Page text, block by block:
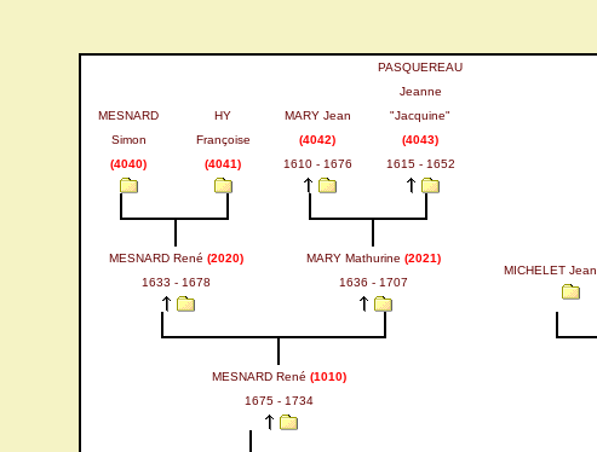
MESNARD
Simon
(4040)
HY
Françoise
(4041)
MARY Jean
(4042)
1610 - 1676
PASQUEREAU
Jeanne
"Jacquine"
(4043)
1615 - 1652
MESNARD René (2020)
1633 - 1678
MARY Mathurine (2021)
1636 - 1707
MICHELET Jean
MESNARD René (1010)
1675 - 1734